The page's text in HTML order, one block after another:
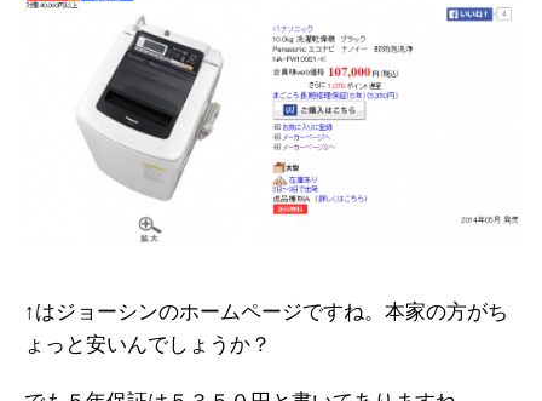
↑はジョーシンのホームページですね。本家の方がち
ょっと安いんでしょうか？